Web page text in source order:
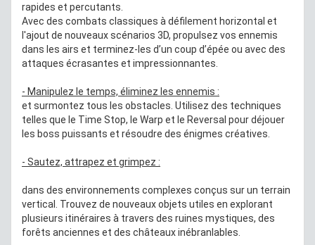
rapides et percutants.
Avec des combats classiques à défilement horizontal et
l'ajout de nouveaux scénarios 3D, propulsez vos ennemis
dans les airs et terminez-les d’un coup d’épée ou avec des
attaques écrasantes et impressionnantes.
- Manipulez le temps, éliminez les ennemis :
et surmontez tous les obstacles. Utilisez des techniques
telles que le Time Stop, le Warp et le Reversal pour déjouer
les boss puissants et résoudre des énigmes créatives.
- Sautez, attrapez et grimpez :
dans des environnements complexes conçus sur un terrain
vertical. Trouvez de nouveaux objets utiles en explorant
plusieurs itinéraires à travers des ruines mystiques, des
forêts anciennes et des châteaux inébranlables.